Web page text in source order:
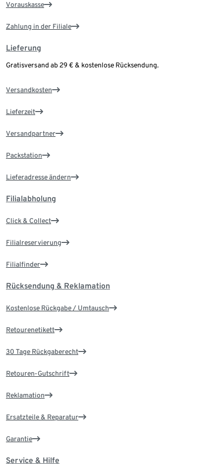
Vorauskasse
Zahlung in der Filiale
Lieferung
Gratisversand ab 29 € & kostenlose Rücksendung.
Versandkosten
Lieferzeit
Versandpartner
Packstation
Lieferadresse ändern
Filialabholung
Click & Collect
Filialreservierung
Filialfinder
Rücksendung & Reklamation
Kostenlose Rückgabe / Umtausch
Retourenetikett
30 Tage Rückgaberecht
Retouren-Gutschrift
Reklamation
Ersatzteile & Reparatur
Garantie
Service & Hilfe